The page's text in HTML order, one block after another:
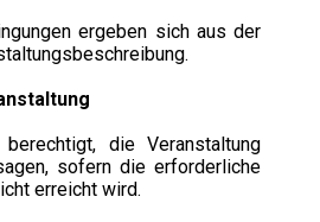
ergeben sich aus der
die Veranstaltung
sofern die erforderliche
erreicht wird.